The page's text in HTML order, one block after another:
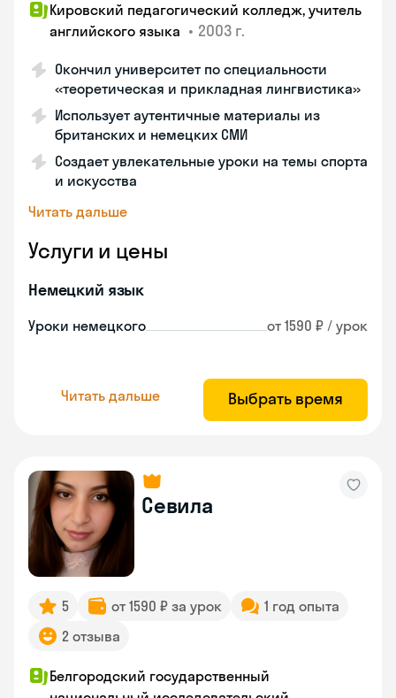
Кировский педагогический колледж, учитель
английского языка • 2003 г.
Окончил университет по специальности
«теоретическая и прикладная лингвистика»
Использует аутентичные материалы из
британских и немецких СМИ
Создает увлекательные уроки на темы спорта
и искусства
Читать дальше
Услуги и цены
Немецкий язык
Уроки немецкого от 1590 ₽ / урок
Читать дальше Выбрать время
Севила
5 от 1590 ₽ за урок
1 год опыта
2 отзыва
Белгородский государственный